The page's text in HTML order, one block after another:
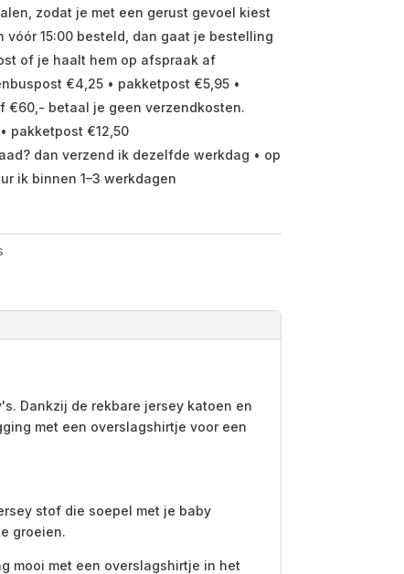
zodat je met een gerust gevoel kiest
vóór 15:00 besteld, dan gaat je bestelling
of je haalt hem op afspraak af
€4,25 • pakketpost €5,95 •
€60,- betaal je geen verzendkosten.
pakketpost €12,50
dan verzend ik dezelfde werkdag • op
ik binnen 1–3 werkdagen
Dankzij de rekbare jersey katoen en
met een overslagshirtje voor een
stof die soepel met je baby
groeien.
mooi met een overslagshirtje in het